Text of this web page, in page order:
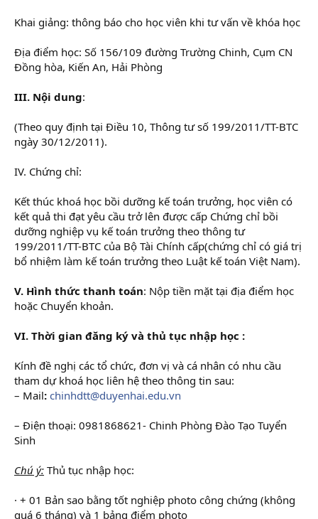
Khai giảng: thông báo cho học viên khi tư vấn về khóa học
Địa điểm học: Số 156/109 đường Trường Chinh, Cụm CN
Đồng hòa, Kiến An, Hải Phòng
III. Nội dung:
(Theo quy định tại Điều 10, Thông tư số 199/2011/TT-BTC
ngày 30/12/2011).
IV. Chứng chỉ:
Kết thúc khoá học bồi dưỡng kế toán trưởng, học viên có
kết quả thi đạt yêu cầu trở lên được cấp Chứng chỉ bồi
dưỡng nghiệp vụ kế toán trưởng theo thông tư
199/2011/TT-BTC của Bộ Tài Chính cấp(chứng chỉ có giá trị
bổ nhiệm làm kế toán trưởng theo Luật kế toán Việt Nam).
V. Hình thức thanh toán: Nộp tiền mặt tại địa điểm học
hoặc Chuyển khoản.
VI. Thời gian đăng ký và thủ tục nhập học :
Kính đề nghị các tổ chức, đơn vị và cá nhân có nhu cầu
tham dự khoá học liên hệ theo thông tin sau:
– Mail: chinhdtt@duyenhai.edu.vn
– Điện thoại: 0981868621- Chinh Phòng Đào Tạo Tuyển
Sinh
Chú ý: Thủ tục nhập học:
· + 01 Bản sao bằng tốt nghiệp photo công chứng (không
quá 6 tháng) và 1 bảng điểm photo